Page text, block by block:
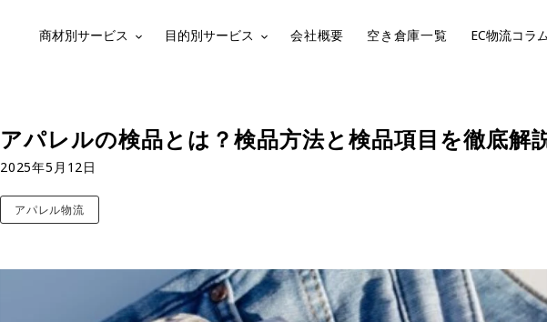
商材別サービス 目的別サービス 会社概要 空き倉庫一覧 EC物流コラ
アパレルの検品とは？検品方法と検品項目を徹底解
2025年5月12日
アパレル物流